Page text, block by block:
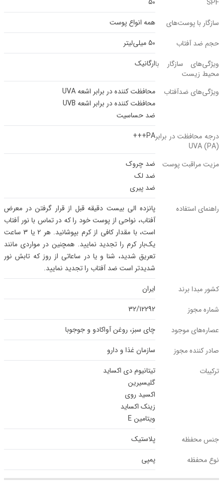
SPF
سازگار با پوست‌‌های
همه انواع پوست
حجم ضد آفتاب
50 میلی‌لیتر
ویژگی‌های سازگار با
محیط‌ زیست
ارگانیک
ویژگی‌های ضدآفتاب
محافظت کننده در برابر اشعه UVA
محافظت کننده در برابر اشعه UVB
ضد حساسیت
درجه محافظت در برابر
UVA (PA)
PA+++
مزیت مراقبت پوست
ضد چروک
ضد لک
ضد پیری
راهنمای استفاده
پانزده الی بیست دقیقه قبل از قرار گرفتن در معرض
آفتاب، نواحی از پوست خود را که در تماس با نور آفتاب
است، با مقدار کافی از کرم بپوشانید. هر 2 یا 3 ساعت
یک‌بار کرم را تجدید نمایید. همچنین در مواردی مانند
تعریق شدید، شنا و یا در ساعاتی از روز که تابش نور
شدیدتر است ضد آفتاب را تجدید نمایید.
کشور مبدا برند
ایران
شماره مجوز
32/12292
عصاره‌های موجود
چای سبز، روغن آواکادو و جوجوبا
صادر کننده مجوز
سازمان غذا و دارو
ترکیبات
تیتانیوم دی اکساید
گلیسیرین
اکسید روی
زینک اکساید
ویتامین E
جنس محفظه
پلاستیک
نوع محفظه
پمپی